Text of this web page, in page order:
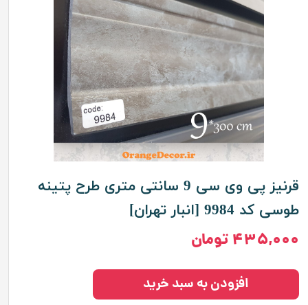
قرنیز پی وی سی 9 سانتی متری طرح پتینه
طوسی کد 9984 [انبار تهران]
۴۳۵,۰۰۰ تومان
افزودن به سبد خرید